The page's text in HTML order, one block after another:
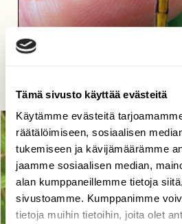
Tämä sivusto käyttää evästeitä
Käytämme evästeitä
räätälöimiseen, sosiaalisen
tukemiseen ja kävijämäärämme
jaamme sosiaalisen median,
alan kumppaneillemme tietoja
sivustoamme. Kumppanimme
tietoja muihin tietoihin, joita olet